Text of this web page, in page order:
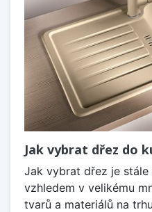
Jak vybrat dřez do
Jak vybrat dřez je
vzhledem v velikému
tvarů a materiálů na